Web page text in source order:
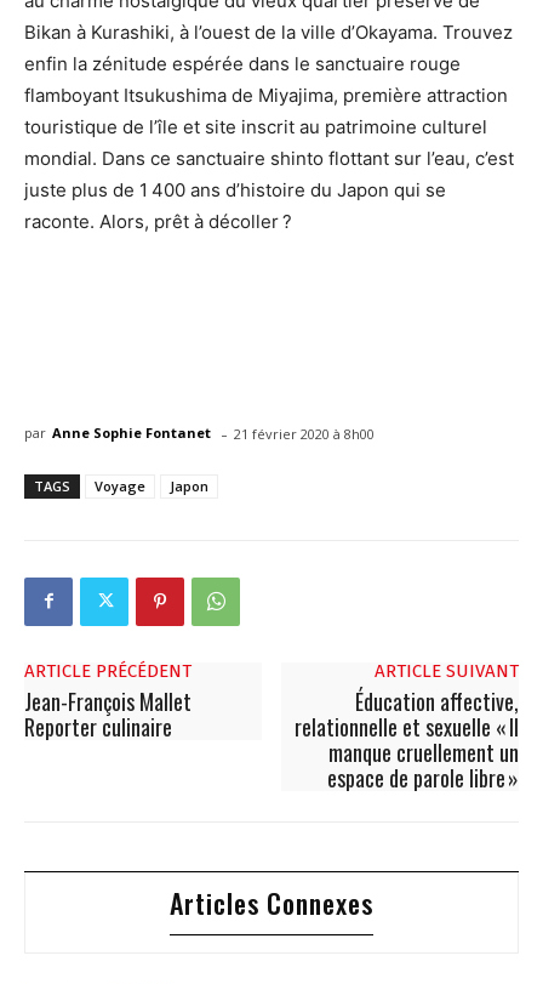
Bikan à Kurashiki, à l’ouest de la ville d’Okayama. Trouvez
enfin la zénitude espérée dans le sanctuaire rouge
flamboyant Itsukushima de Miyajima, première attraction
touristique de l’île et site inscrit au patrimoine culturel
mondial. Dans ce sanctuaire shinto flottant sur l’eau, c’est
juste plus de 1 400 ans d’histoire du Japon qui se
raconte. Alors, prêt à décoller ?
par Anne Sophie Fontanet - 21 février 2020 à 8h00
TAGS Voyage Japon
ARTICLE PRÉCÉDENT
Jean-François Mallet
Reporter culinaire
ARTICLE SUIVANT
Éducation affective,
relationnelle et sexuelle « Il
manque cruellement un
espace de parole libre »
Articles Connexes